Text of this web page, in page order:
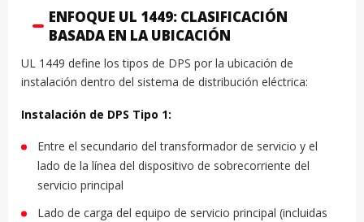
ENFOQUE UL 1449: CLASIFICACIÓN
BASADA EN LA UBICACIÓN
UL 1449 define los tipos de DPS por la ubicación de
instalación dentro del sistema de distribución eléctrica:
Instalación de DPS Tipo 1:
Entre el secundario del transformador de servicio y el
lado de la línea del dispositivo de sobrecorriente del
servicio principal
Lado de carga del equipo de servicio principal (incluidas